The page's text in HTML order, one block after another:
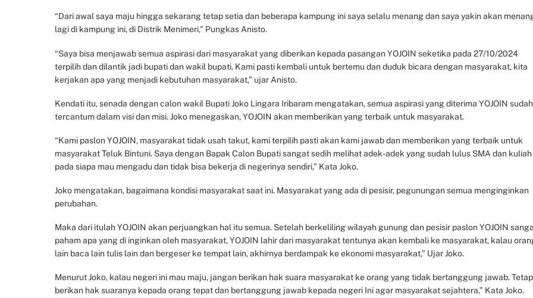
“Dari awal saya maju hingga sekarang tetap setia dan beberapa kampung ini saya selalu menang dan saya yakin akan
lagi di kampung ini, di Distrik Menimeri,” Pungkas Anisto.
“Saya bisa menjawab semua aspirasi dari masyarakat yang diberikan kepada pasangan YOJOIN seketika pada 27/10/2024
terpilih dan dilantik jadi bupati dan wakil bupati. Kami pasti kembali untuk bertemu dan duduk bicara dengan masyarakat, kita
kerjakan apa yang menjadi kebutuhan masyarakat,” ujar Anisto.
Kendati itu, senada dengan calon wakil Bupati Joko Lingara Iribaram mengatakan, semua aspirasi yang diterima YOJOIN sudah
tercantum dalam visi dan misi. Joko menegaskan, YOJOIN akan memberikan yang terbaik untuk masyarakat.
“Kami paslon YOJOIN, masyarakat tidak usah takut, kami terpilih pasti akan kami jawab dan memberikan yang terbaik untuk
masyarakat Teluk Bintuni. Saya dengan Bapak Calon Bupati sangat sedih melihat adek-adek yang sudah lulus SMA dan kuliah
pada siapa mau mengadu dan tidak bisa bekerja di negerinya sendiri,” Kata Joko.
Joko mengatakan, bagaimana kondisi masyarakat saat ini. Masyarakat yang ada di pesisir, pegunungan semua menginginkan
perubahan.
Maka dari itulah YOJOIN akan perjuangkan hal itu semua. Setelah berkeliling wilayah gunung dan pesisir paslon YOJOIN
paham apa yang di inginkan oleh masyarakat, YOJOIN lahir dari masyarakat tentunya akan kembali ke masyarakat, kalau
lain baca lain tulis lain dan bergeser ke tempat lain, akhirnya berdampak ke ekonomi masyarakat,” Ujar Joko.
Menurut Joko, kalau negeri ini mau maju, jangan berikan hak suara masyarakat ke orang yang tidak bertanggung jawab.
berikan hak suaranya kepada orang tepat dan bertanggung jawab kepada negeri Ini agar masyarakat sejahtera,” Kata Joko.